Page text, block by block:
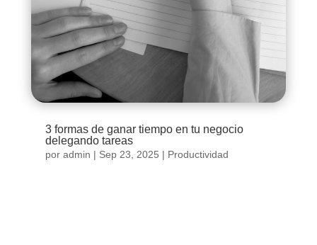
3 formas de ganar tiempo en tu negocio
delegando tareas
por admin | Sep 23, 2025 | Productividad